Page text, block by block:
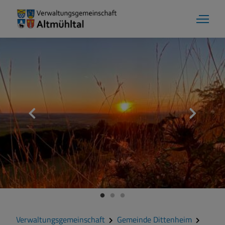
Gemeinde Dittenheim
Grußwort
Kontakt
Zahlen und Daten
Verwaltungsgemeinschaft
Gemeinde Dittenheim